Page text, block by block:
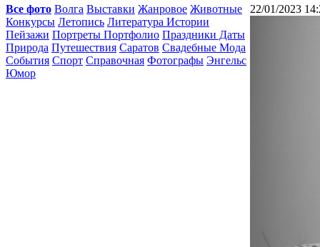
Все фото Волга Выставки Жанровое Животные
Конкурсы Летопись Литература Истории
Пейзажи Портреты Портфолио Праздники Даты
Природа Путешествия Саратов Свадебные Мода
События Спорт Справочная Фотографы Энгельс
Юмор
22/01/2023